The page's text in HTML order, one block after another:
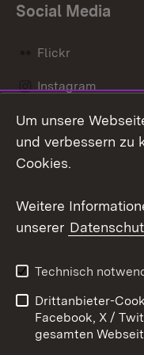
Social Media
Flickr
Instagram
Social Wall
Barrierefreiheit
Impressum
Um unsere
und verbessern zu
Cookies.
Weitere
unserer
Technisch
Drittanbieter-
Facebook, X /
gesamten